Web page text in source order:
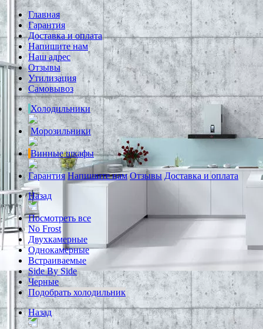
Главная
Гарантия
Доставка и оплата
Напишите нам
Наш адрес
Отзывы
Утилизация
Самовывоз
Холодильники
Морозильники
Винные шкафы
Гарантия Напишите нам Отзывы Доставка и оплата
Назад
Посмотреть все
No Frost
Двухкамерные
Однокамерные
Встраиваемые
Side By Side
Черные
Подобрать холодильник
Назад